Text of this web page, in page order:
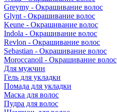
Greymy - Окрашивание волос
Glynt - Окрашивание волос
Keune - Окрашивание волос
Indola - Окрашивание волос
Revlon - Окрашивание волос
Sebastian - Окрашивание волос
Moroccanoil - Окрашивание волос
Для мужчин
Гель для укладки
Помада для укладки
Маска для волос
Пудра для волос